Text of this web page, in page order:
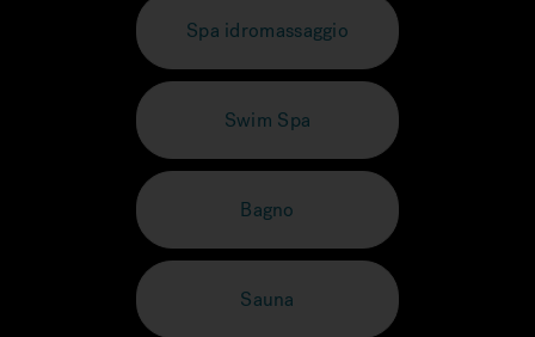
Spa idromassaggio
Swim Spa
Bagno
Sauna